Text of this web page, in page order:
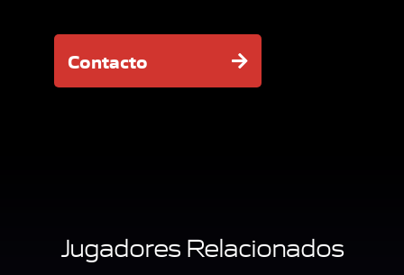
Contacto
Jugadores Relacionados